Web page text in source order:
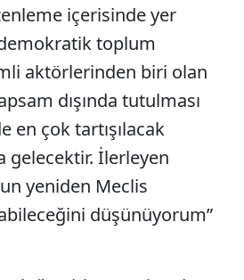
içerisinde yer
demokratik toplum
aktörlerinden biri olan
dışında tutulması
en çok tartışılacak
gelecektir. İlerleyen
yeniden Meclis
düşünüyorum”